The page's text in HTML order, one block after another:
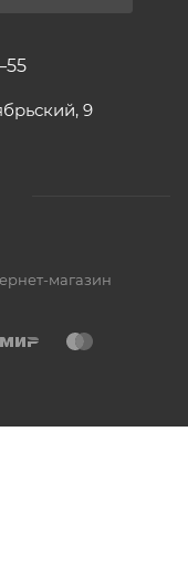
9
магазин